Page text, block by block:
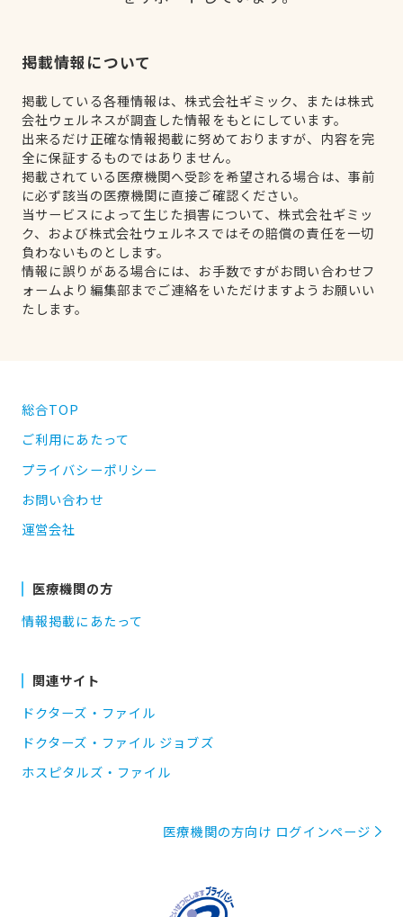
掲載情報について
掲載している各種情報は、株式会社ギミック、または株式
会社ウェルネスが調査した情報をもとにしています。
出来るだけ正確な情報掲載に努めておりますが、内容を完
全に保証するものではありません。
掲載されている医療機関へ受診を希望される場合は、事前
に必ず該当の医療機関に直接ご確認ください。
当サービスによって生じた損害について、株式会社ギミッ
ク、および株式会社ウェルネスではその賠償の責任を一切
負わないものとします。
情報に誤りがある場合には、お手数ですがお問い合わせフ
ォームより編集部までご連絡をいただけますようお願いい
たします。
総合TOP
ご利用にあたって
プライバシーポリシー
お問い合わせ
運営会社
医療機関の方
情報掲載にあたって
関連サイト
ドクターズ・ファイル
ドクターズ・ファイル ジョブズ
ホスピタルズ・ファイル
医療機関の方向け ログインページ